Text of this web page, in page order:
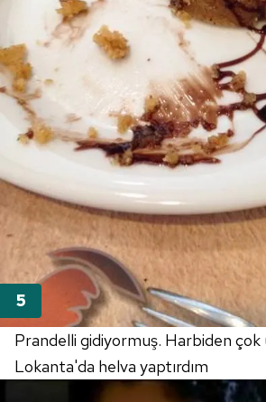
Prandelli gidiyormuş. Harbiden çok
Lokanta'da helva yaptırdım